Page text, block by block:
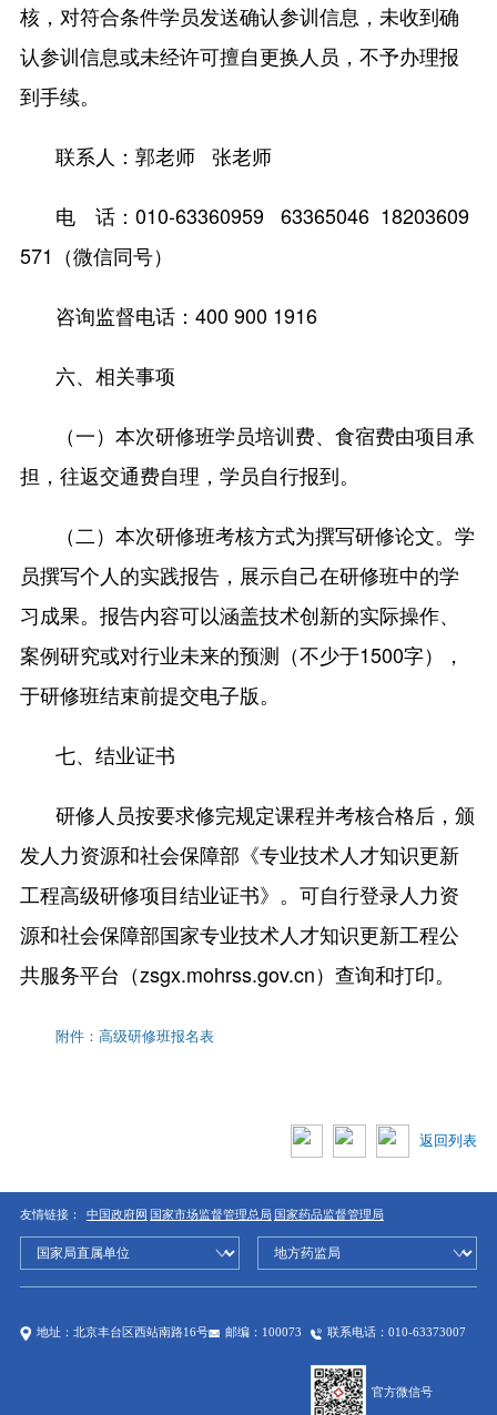
核，对符合条件学员发送确认参训信息，未收到确
认参训信息或未经许可擅自更换人员，不予办理报
到手续。
联系人：郭老师 张老师
电 话：010-63360959 63365046 18203609
571（微信同号）
咨询监督电话：400 900 1916
六、相关事项
（一）本次研修班学员培训费、食宿费由项目承
担，往返交通费自理，学员自行报到。
（二）本次研修班考核方式为撰写研修论文。学
员撰写个人的实践报告，展示自己在研修班中的学
习成果。报告内容可以涵盖技术创新的实际操作、
案例研究或对行业未来的预测（不少于1500字），
于研修班结束前提交电子版。
七、结业证书
研修人员按要求修完规定课程并考核合格后，颁
发人力资源和社会保障部《专业技术人才知识更新
工程高级研修项目结业证书》。可自行登录人力资
源和社会保障部国家专业技术人才知识更新工程公
共服务平台（zsgx.mohrss.gov.cn）查询和打印。
附件：高级研修班报名表
返回列表
友情链接： 中国政府网 国家市场监督管理总局 国家药品监督管理局
地址：北京丰台区西站南路16号 联系电话：010-63373007
邮编：100073
官方微信号